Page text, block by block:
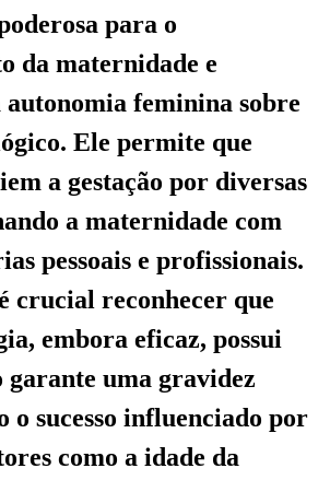
para o
da maternidade e
feminina sobre
Ele permite que
a gestação por diversas
a maternidade com
pessoais e profissionais.
crucial reconhecer que
embora eficaz, possui
garante uma gravidez
o sucesso influenciado por
como a idade da